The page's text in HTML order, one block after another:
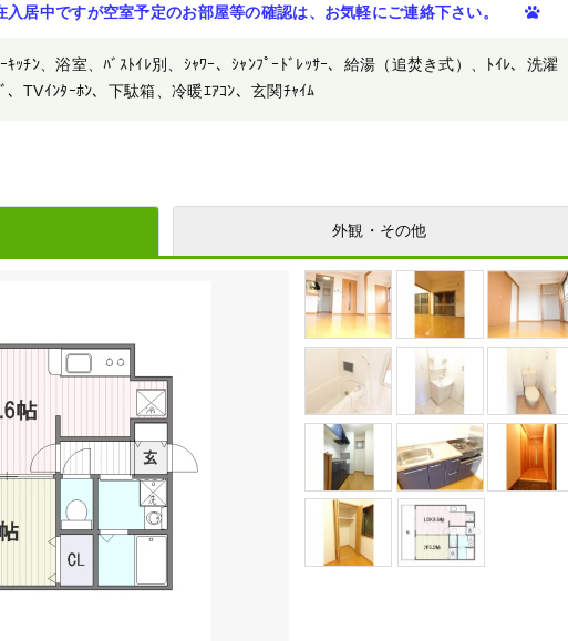
入居中ですが空室予定のお部屋等の確認は、お気軽にご連絡下さい。
ｯﾁﾝ、浴室、ﾊﾞｽﾄｲﾚ別、ｼｬﾜｰ、ｼｬﾝﾌﾟｰﾄﾞﾚｯｻｰ、給湯（追焚き式）、ﾄｲﾚ、洗濯
TVｲﾝﾀｰﾎﾝ、下駄箱、冷暖ｴｱｺﾝ、玄関ﾁｬｲﾑ
外観・その他